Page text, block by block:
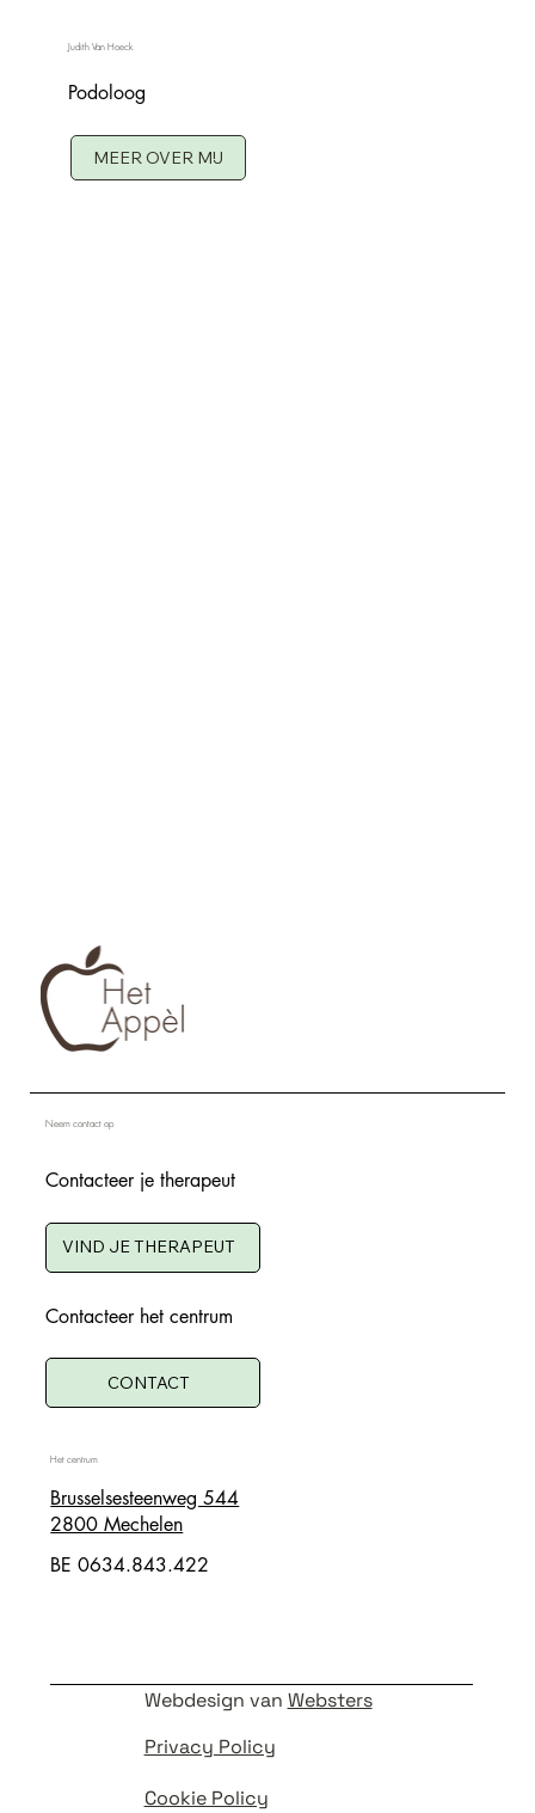
Judith Van Hoeck
Podoloog
MEER OVER MIJ
Neem contact op
Het centrum
Brusselsesteenweg 544
2800 Mechelen
BE 0634.843.422
Contacteer je therapeut
VIND JE THERAPEUT
Contacteer het centrum
CONTACT
Privacy Policy
Cookie Policy
Webdesign van Websters